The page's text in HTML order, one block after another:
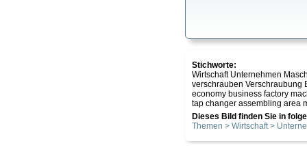
Stichworte:
Wirtschaft Unternehmen
verschrauben Verschraubung
economy business factory
tap changer assembling area
Dieses Bild finden Sie in
Themen > Wirtschaft >